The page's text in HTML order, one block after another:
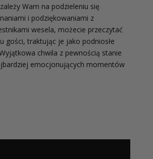
Wam na podzieleniu się
i podziękowaniami z
wesela, możecie przeczytać
gości, traktując je jako podniosłe
chwila z pewnością stanie
emocjonujących momentów